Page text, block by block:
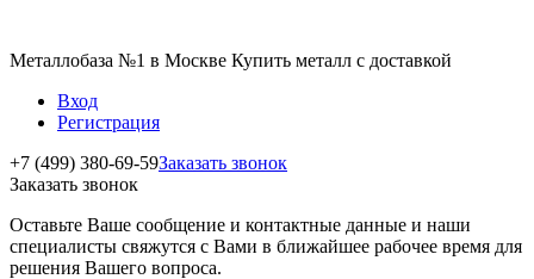
Металлобаза №1 в Москве Купить металл с доставкой
Вход
Регистрация
+7 (499) 380-69-59Заказать звонок
Заказать звонок
Оставьте Ваше сообщение и контактные данные и наши
специалисты свяжутся с Вами в ближайшее рабочее время для
решения Вашего вопроса.